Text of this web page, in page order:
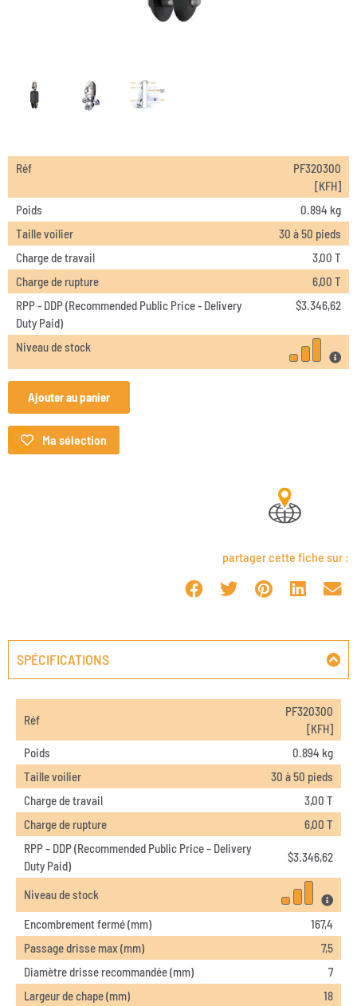
Réf
PF320300
[KFH]
Poids
0.894 kg
Taille voilier
30 à 50 pieds
Charge de travail
3,00 T
Charge de rupture
6,00 T
RPP - DDP (Recommended Public Price - Delivery
Duty Paid)
$3.346,62
Niveau de stock
Ajouter au panier
Ma sélection
partager cette fiche sur :
SPÉCIFICATIONS
Réf
PF320300
[KFH]
Poids
0.894 kg
Taille voilier
30 à 50 pieds
Charge de travail
3,00 T
Charge de rupture
6,00 T
RPP – DDP (Recommended Public Price – Delivery
Duty Paid)
$3.346,62
Niveau de stock
Encombrement fermé (mm)
167,4
Passage drisse max (mm)
7,5
Diamètre drisse recommandée (mm)
7
Largeur de chape (mm)
18